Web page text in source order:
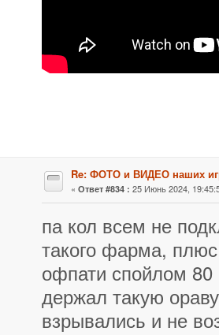
Re: ФОТО и ВИДЕО наших
« Ответ #834 : 25 Июнь 2024,
па кол всем не
такого фарма,
офпати спойлом 80
держал такую
взрывались и не